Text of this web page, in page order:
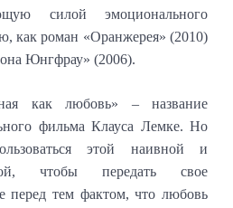
силой эмоционального
как роман «Оранжерея» (2010)
Юнгфрау» (2006).
как любовь» – название
фильма Клауса Лемке. Но
этой наивной и
чтобы передать свое
перед тем фактом, что любовь